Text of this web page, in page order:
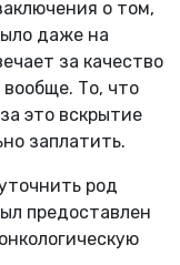
о том,
даже на
за качество
То, что
это вскрытие
заплатить.
род
предоставлен